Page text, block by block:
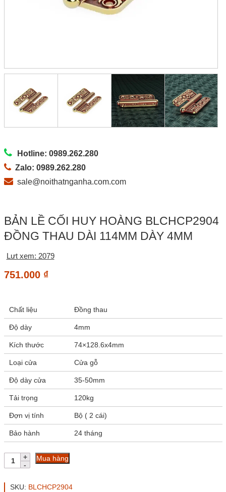
Hotline: 0989.262.280
Zalo: 0989.262.280
sale@noithatnganha.com.com
BẢN LỀ CỐI HUY HOÀNG BLCHCP2904
ĐỒNG THAU DÀI 114MM DÀY 4MM
Lưt xem: 2079
751.000 ₫
Chất liệu Đồng thau
Độ dày 4mm
Kích thước 74×128.6x4mm
Loại cửa Cửa gỗ
Độ dày cửa 35-50mm
Tải trọng 120kg
Đợn vị tính Bộ ( 2 cái)
Bảo hành 24 tháng
Bản
lề
Huy
Mua hàng
SKU: BLCHCP2904